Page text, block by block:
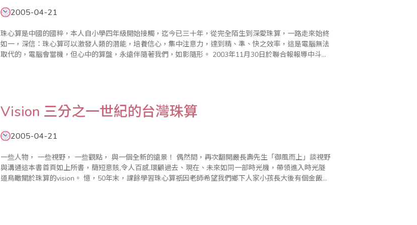
2005-04-21
珠心算是中國的國粹，本人自小學四年級開始接觸，迄今已三十年，從完全陌生到深愛珠算，一路走來始終
如一，深信：珠心算可以激發人類的潛能，培養信心，集中注意力，達到精、準、快之效率，這是電腦無法
取代的，電腦會當機，但心中的算盤，永遠伴隨著我們，如影隨形。 2003年11月30日於聯合報報導中斗大
Vision 三分之一世紀的台灣珠算
2005-04-21
一些人物， 一些視野， 一些觀點， 與一個全新的遠景！ 偶然間，再次翻開嚴長壽先生「御風而上」談視野
與溝通這本書首頁如上所書，簡短意賅,令人百感,環顧過去、現在、未來如同一部時光機，帶領進入時光隧
道鳥瞰關於珠算的vision。 憶，50年末，課餘學習珠心算祇因老師希望我們鄉下人家小孩長大後有個金飯碗